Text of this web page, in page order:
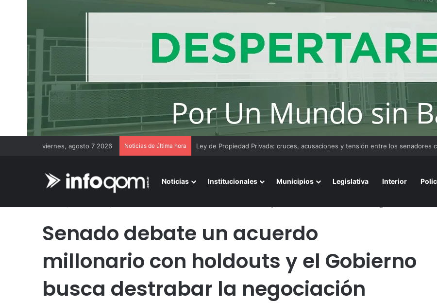
viernes, agosto 7 2026 Noticias de última hora Chaco convoca a emprendedores locales para competir en «Emprendimiento
Noticias Institucionales Municipios Legislativa Interior
Senado debate un acuerdo
millonario con holdouts y el Gobierno
busca destrabar la negociación